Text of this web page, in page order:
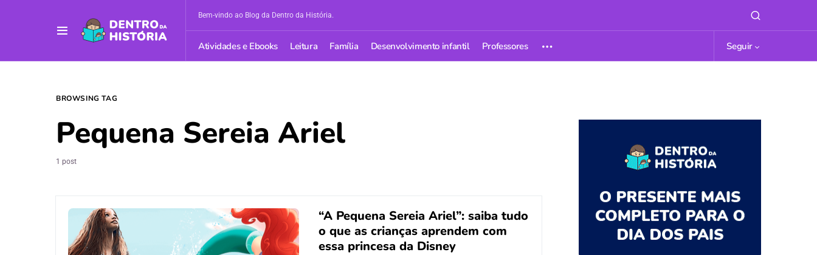
Bem-vindo ao Blog da Dentro da História.
Atividades e Ebooks Leitura Família Desenvolvimento infantil Professores Seguir
BROWSING TAG
Pequena Sereia Ariel
1 post
“A Pequena Sereia Ariel”: saiba tudo
o que as crianças aprendem com
essa princesa da Disney